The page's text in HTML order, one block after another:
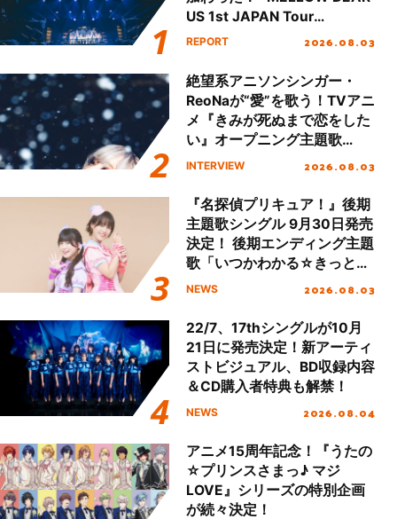
US 1st JAPAN Tour
Final「NICE to meet YOU
ート!!
REPORT 2026.08.03
絶望系アニソンシンガー・
ReoNaが“愛”を歌う！TVアニ
メ『きみが死ぬまで恋をした
い』オープニング主題歌
「Amore」インタビュー
INTERVIEW 2026.08.03
『名探偵プリキュア！』後期
主題歌シングル 9月30日発売
決定！ 後期エンディング主題
歌「いつかわかる☆きっとあ
える」TVサイズ先行配信開
NEWS 2026.08.03
22/7、17thシングルが10月
21日に発売決定！新アーティ
ストビジュアル、BD収録内容
＆CD購入者特典も解禁！
NEWS 2026.08.04
アニメ15周年記念！『うたの
☆プリンスさまっ♪ マジ
LOVE』シリーズの特別企画
が続々決定！